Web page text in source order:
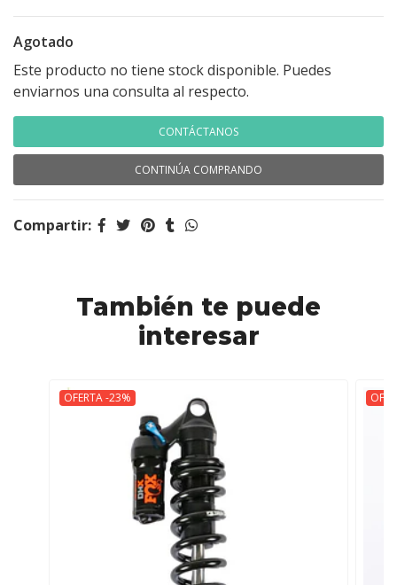
Agotado
Este producto no tiene stock disponible. Puedes
enviarnos una consulta al respecto.
CONTÁCTANOS
CONTINÚA COMPRANDO
Compartir:
También te puede
interesar
OFERTA -23%